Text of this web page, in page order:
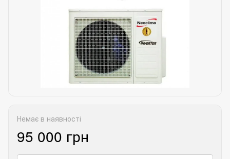
Немає в наявності
95 000 грн